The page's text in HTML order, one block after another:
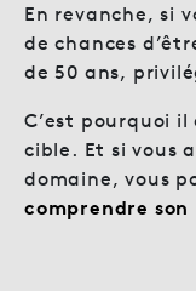
En revanche, si
de chances
de 50 ans,
C’est pourquoi
cible. Et si vous
domaine, vous
comprendre